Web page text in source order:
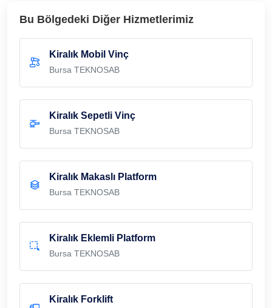
Bu Bölgedeki Diğer Hizmetlerimiz
Kiralık Mobil Vinç
Bursa TEKNOSAB
Kiralık Sepetli Vinç
Bursa TEKNOSAB
Kiralık Makaslı Platform
Bursa TEKNOSAB
Kiralık Eklemli Platform
Bursa TEKNOSAB
Kiralık Forklift